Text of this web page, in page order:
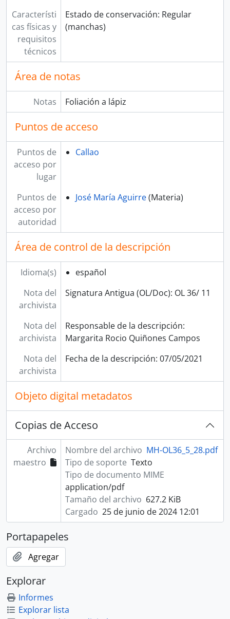
Característi
cas físicas y
requisitos
técnicos
Estado de conservación: Regular
(manchas)
Área de notas
Notas Foliación a lápiz
Puntos de acceso
Puntos de
acceso por
lugar
Callao
Puntos de
acceso por
autoridad
José María Aguirre(Materia)
Área de control de la descripción
Idioma(s)
español
Nota del
archivista
Signatura Antigua (OL/Doc): OL 36/ 11
Nota del
archivista
Responsable de la descripción:
Margarita Rocio Quiñones Campos
Nota del
archivista
Fecha de la descripción: 07/05/2021
Objeto digital metadatos
Copias de Acceso
Archivo
maestro
Nombre del archivo MH-OL36_5_28.pdf
Tipo de soporte Texto
Tipo de documento MIME
application/pdf
Tamaño del archivo 627.2 KiB
Cargado 25 de junio de 2024 12:01
Portapapeles
Agregar
Explorar
Informes
Explorar lista